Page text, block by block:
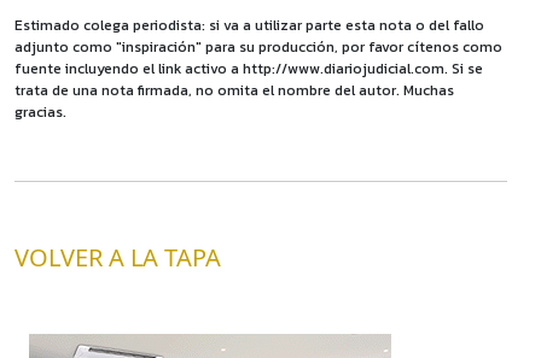
Estimado colega periodista: si va a utilizar parte esta nota o del fallo
adjunto como "inspiración" para su producción, por favor cítenos como
fuente incluyendo el link activo a http://www.diariojudicial.com. Si se
trata de una nota firmada, no omita el nombre del autor. Muchas
gracias.
VOLVER A LA TAPA